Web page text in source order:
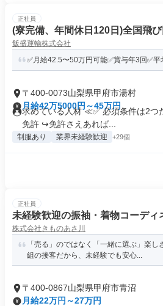
正社員
(寮完備、年間休日120日)全国飛
飯盛運輸株式会社
✅月給42.5〜50万円可能✅賞与年3回✅
〒400-0073山梨県甲府市湯村
月給42万5000円～45万円
求めている人材 ≪✅ 必須条件は2
免許 ↪︎免許さえあれば...
制服あり 業界未経験歓迎 +29個
正社員
未経験歓迎の振袖・着物コーディ
株式会社きものあさ川
「売る」のではなく「一緒に選ぶ」楽
組の接客だから、未経験でも安心...
〒400-0867山梨県甲府市青沼
月給22万円～27万円